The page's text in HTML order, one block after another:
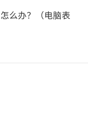
么办？（电脑表